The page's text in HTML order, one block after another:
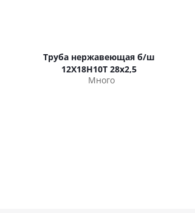
Труба нержавеющая б/ш
12Х18Н10Т 28х2,5
Много